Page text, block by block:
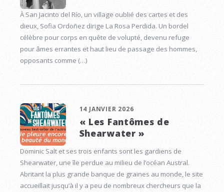
À San Jacinto del Río, un village oublié des cartes et des
dieux, Sofia Ordoñez dirige La Rosa Perdida. Un bordel
célèbre pour corps en quête de volupté, devenu refuge
pour âmes errantes et haut lieu de passage des hommes,
opposants comme (…)
14 JANVIER 2026
« Les Fantômes de
Shearwater »
Dominic Salt et ses trois enfants sont les gardiens de
Shearwater, une île perdue au milieu de l’océan Austral.
Abritant la plus grande banque de graines au monde, le site
accueillait jusqu’à il y a peu de nombreux chercheurs que la